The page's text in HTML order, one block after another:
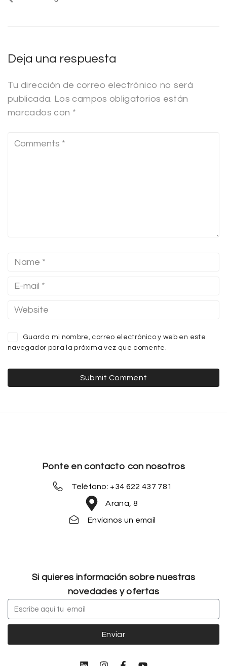
Deja una respuesta
Tu dirección de correo electrónico no será
publicada. Los campos obligatorios están
marcados con *
Guarda mi nombre, correo electrónico y web en este
navegador para la próxima vez que comente.
Ponte en contacto con nosotros
Teléfono: +34 622 437 781
Arana, 8
Envíanos un email
Si quieres información sobre nuestras
novedades y ofertas
Enviar